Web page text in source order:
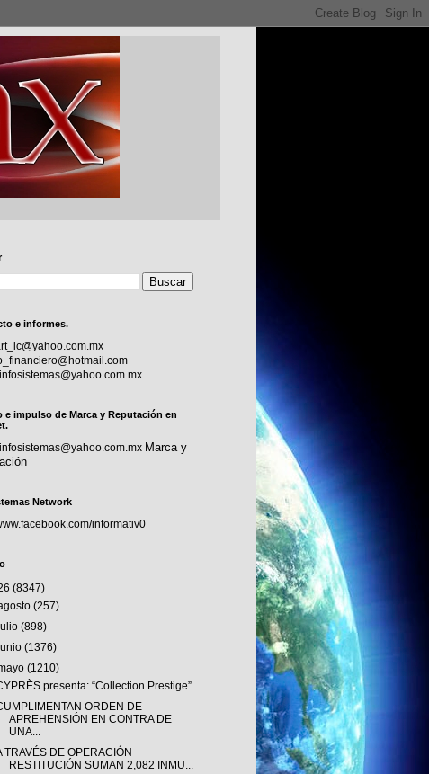
e informes.
e impulso de Marca y Reputación en
Marca y
Network
informativ0
(8347)
(257)
(898)
(1376)
(1210)
presenta: “Collection Prestige”
ORDEN DE
APREHENSIÓN EN CONTRA DE
UNA...
TRAVÉS DE OPERACIÓN
RESTITUCIÓN SUMAN 2,082 INMU...